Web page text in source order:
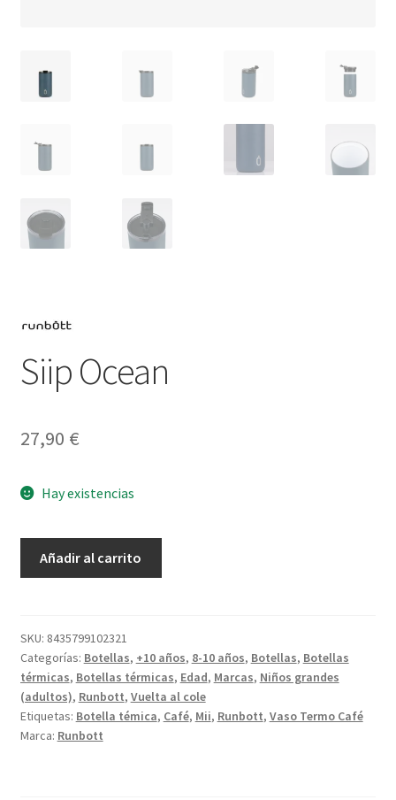
Siip Ocean
27,90 €
Hay existencias
Añadir al carrito
SKU: 8435799102321
Categorías: Botellas, +10 años, 8-10 años, Botellas, Botellas
térmicas, Botellas térmicas, Edad, Marcas, Niños grandes
(adultos), Runbott, Vuelta al cole
Etiquetas: Botella témica, Café, Mii, Runbott, Vaso Termo Café
Marca: Runbott